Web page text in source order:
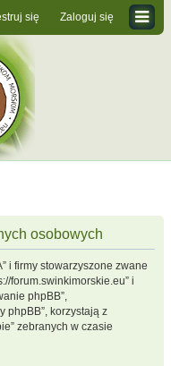
Zaloguj się
się
osobowych
i firmy stowarzyszone zwane
forum.swinkimorskie.eu” i
phpBB”,
phpBB”, korzystają z
zebranych w czasie